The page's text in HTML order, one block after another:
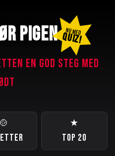
PIGEN NU MED
QUIZ!
EN GOD STEG MED
🍲
★
TOP 20